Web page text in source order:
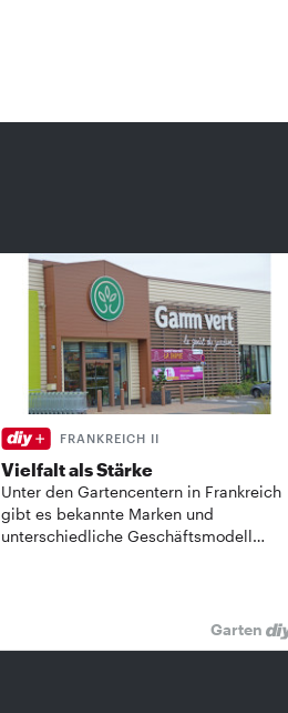
FRANKREICH II
Vielfalt als Stärke
Unter den Gartencentern in Frankreich
gibt es bekannte ­Marken und
unterschiedliche Geschäftsmodell…
Garten